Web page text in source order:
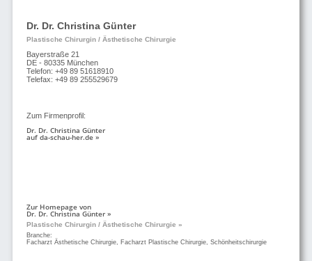
Dr. Dr. Christina Günter
Plastische Chirurgin / Ästhetische Chirurgie
Bayerstraße 21
DE - 80335 München
Telefon: +49 89 51618910
Telefax: +49 89 255529679
Zum Firmenprofil:
Dr. Dr. Christina Günter
auf da-schau-her.de »
Zur Homepage von
Dr. Dr. Christina Günter »
Plastische Chirurgin / Ästhetische Chirurgie »
Branche:
Facharzt Ästhetische Chirurgie, Facharzt Plastische Chirurgie, Schönheitschirurgie